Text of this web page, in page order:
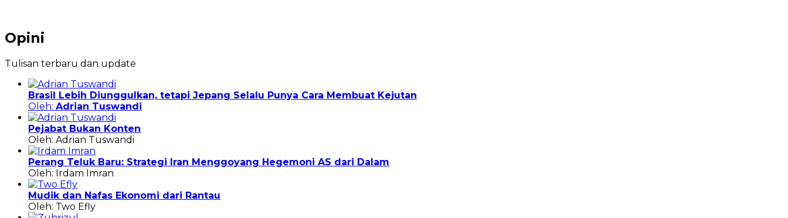
Opini
Tulisan terbaru dan update
Brasil Lebih Diunggulkan, tetapi Jepang Selalu Punya Cara Membuat Kejutan
Oleh: Adrian Tuswandi
Pejabat Bukan Konten
Oleh: Adrian Tuswandi
Perang Teluk Baru: Strategi Iran Menggoyang Hegemoni AS dari Dalam
Oleh: Irdam Imran
Mudik dan Nafas Ekonomi dari Rantau
Oleh: Two Efly